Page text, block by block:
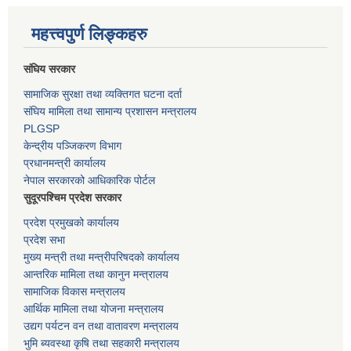
महत्त्वपुर्ण लिङ्कहरु
संघिय सरकार
सामाजिक सुरक्षा तथा व्यक्तिगत घटना दर्ता
संघिय मामिला तथा सामान्य प्रशासन मन्त्रालय
PLGSP
केन्द्रीय पञ्जिकरण विभाग
प्रधानमन्त्री कार्यालय
नेपाल सरकारको आधिकारिक पोर्टल
सुदूरपश्चिम प्रदेश सरकार
प्रदेश प्रमुखको कार्यालय
प्रदेश सभा
मुख्य मन्त्री तथा मन्त्रीपरिषदको कार्यालय
आन्तरिक मामिला तथा कानुन मन्त्रालय
सामाजिक विकास मन्त्रालय
आर्थिक मामिला तथा योजना मन्त्रालय
उद्यग पर्यटन वन तथा वातावरण मन्त्रालय
भुमि ब्यवस्था कृषि तथा सहकारी मन्त्रालय